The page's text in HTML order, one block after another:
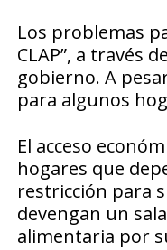
Los problemas
CLAP”, a través
gobierno. A
para algunos
El acceso
hogares que
restricción para
devengan un
alimentaria por